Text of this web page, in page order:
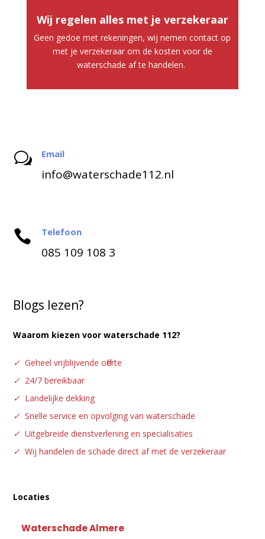
Wij regelen alles met je verzekeraar
Geen gedoe met rekeningen, wij nemen contact op
met je verzekeraar om de kosten voor de
waterschade af te handelen.
w Email
info@waterschade112.nl
 Telefoon
085 109 108 3
Blogs lezen?
Waarom kiezen voor waterschade 112?
✓ Geheel vrijblijvende offerte
✓ 24/7 bereikbaar
✓ Landelijke dekking
✓ Snelle service en opvolging van waterschade
✓ Uitgebreide dienstverlening en specialisaties
✓ Wij handelen de schade direct af met de verzekeraar
Locaties
Waterschade Almere